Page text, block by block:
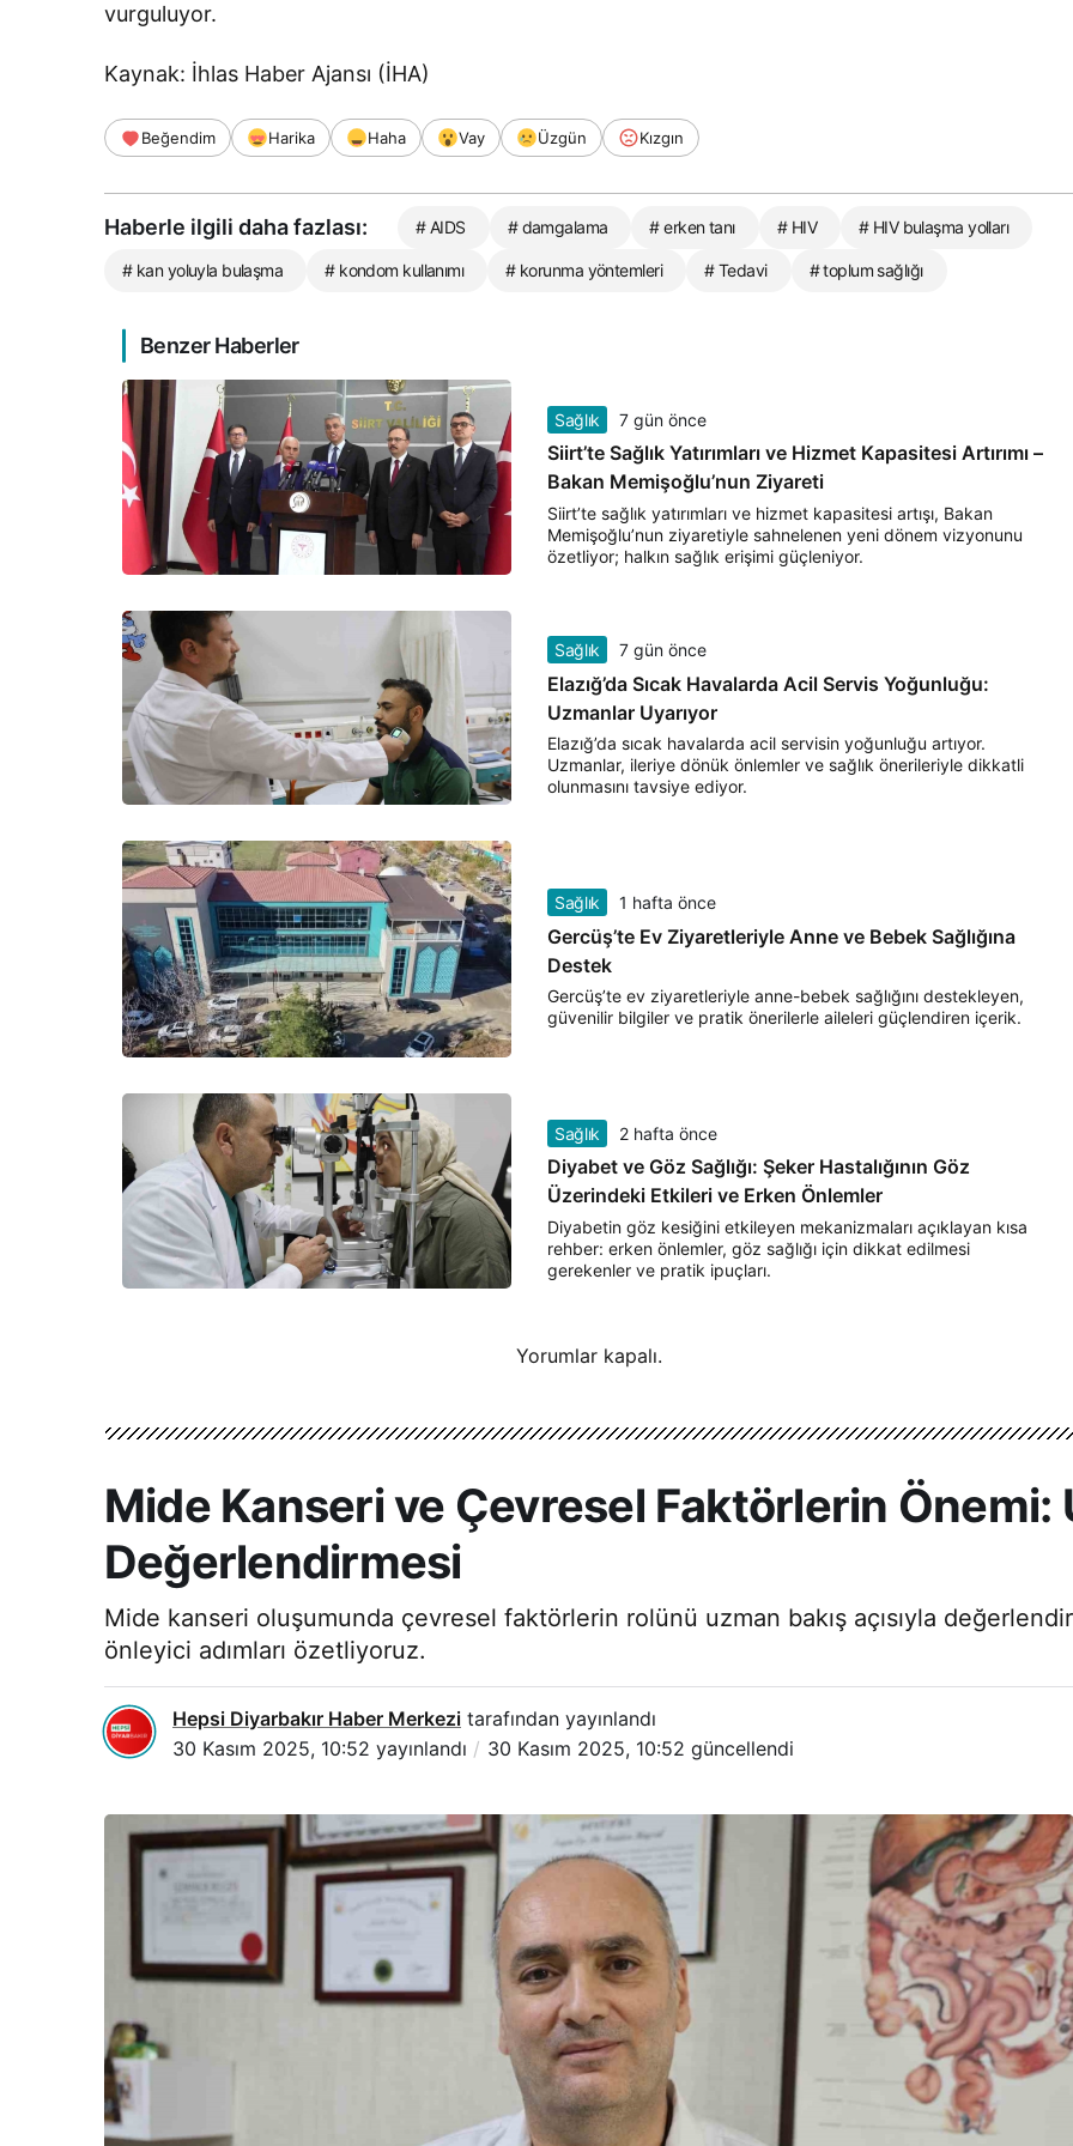
vurguluyor.
Kaynak: İhlas Haber Ajansı (İHA)
Beğendim Harika Haha Vay Üzgün Kızgın
Haberle ilgili daha fazlası: # AIDS # damgalama # erken tanı # HIV # HIV bulaşma yolları
# kan yoluyla bulaşma # kondom kullanımı # korunma yöntemleri # Tedavi # toplum sağlığı
Benzer Haberler
Sağlık 7 gün önce
Siirt’te Sağlık Yatırımları ve Hizmet Kapasitesi Artırımı –
Bakan Memişoğlu’nun Ziyareti
Siirt’te sağlık yatırımları ve hizmet kapasitesi artışı, Bakan
Memişoğlu’nun ziyaretiyle sahnelenen yeni dönem vizyonunu
özetliyor; halkın sağlık erişimi güçleniyor.
Sağlık 7 gün önce
Elazığ’da Sıcak Havalarda Acil Servis Yoğunluğu:
Uzmanlar Uyarıyor
Elazığ’da sıcak havalarda acil servisin yoğunluğu artıyor.
Uzmanlar, ileriye dönük önlemler ve sağlık önerileriyle dikkatli
olunmasını tavsiye ediyor.
Sağlık 1 hafta önce
Gercüş’te Ev Ziyaretleriyle Anne ve Bebek Sağlığına
Destek
Gercüş’te ev ziyaretleriyle anne-bebek sağlığını destekleyen,
güvenilir bilgiler ve pratik önerilerle aileleri güçlendiren içerik.
Sağlık 2 hafta önce
Diyabet ve Göz Sağlığı: Şeker Hastalığının Göz
Üzerindeki Etkileri ve Erken Önlemler
Diyabetin göz kesiğini etkileyen mekanizmaları açıklayan kısa
rehber: erken önlemler, göz sağlığı için dikkat edilmesi
gerekenler ve pratik ipuçları.
Yorumlar kapalı.
Mide Kanseri ve Çevresel Faktörlerin Önemi:
Değerlendirmesi
Mide kanseri oluşumunda çevresel faktörlerin rolünü uzman bakış açısıyla
önleyici adımları özetliyoruz.
Hepsi Diyarbakır Haber Merkezi tarafından yayınlandı
30 Kasım 2025, 10:52 yayınlandı 30 Kasım 2025, 10:52 güncellendi